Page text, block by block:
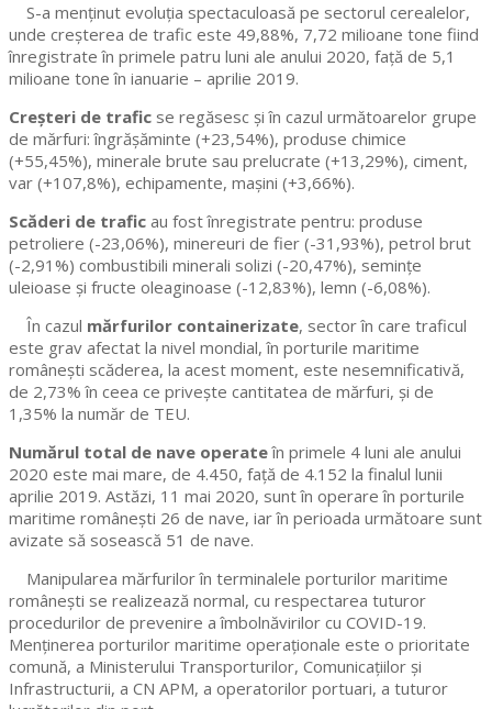
S-a menținut evoluția spectaculoasă pe sectorul cerealelor,
unde creșterea de trafic este 49,88%, 7,72 milioane tone fiind
înregistrate în primele patru luni ale anului 2020, față de 5,1
milioane tone în ianuarie – aprilie 2019.
Creșteri de trafic se regăsesc și în cazul următoarelor grupe
de mărfuri: îngrășăminte (+23,54%), produse chimice
(+55,45%), minerale brute sau prelucrate (+13,29%), ciment,
var (+107,8%), echipamente, mașini (+3,66%).
Scăderi de trafic au fost înregistrate pentru: produse
petroliere (-23,06%), minereuri de fier (-31,93%), petrol brut
(-2,91%) combustibili minerali solizi (-20,47%), semințe
uleioase și fructe oleaginoase (-12,83%), lemn (-6,08%).
În cazul mărfurilor containerizate, sector în care traficul
este grav afectat la nivel mondial, în porturile maritime
românești scăderea, la acest moment, este nesemnificativă,
de 2,73% în ceea ce privește cantitatea de mărfuri, și de
1,35% la număr de TEU.
Numărul total de nave operateîn primele 4 luni ale anului
2020 este mai mare, de 4.450, față de 4.152 la finalul lunii
aprilie 2019. Astăzi, 11 mai 2020, sunt în operare în porturile
maritime românești 26 de nave, iar în perioada următoare sunt
avizate să sosească 51 de nave.
Manipularea mărfurilor în terminalele porturilor maritime
românești se realizează normal, cu respectarea tuturor
procedurilor de prevenire a îmbolnăvirilor cu COVID-19.
Menținerea porturilor maritime operaționale este o prioritate
comună, a Ministerului Transporturilor, Comunicațiilor și
Infrastructurii, a CN APM, a operatorilor portuari, a tuturor